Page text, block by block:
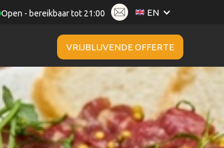
Open - bereikbaar tot 21:00 EN
VRIJBLIJVENDE OFFERTE